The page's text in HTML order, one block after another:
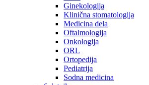
Ginekologija
Klinična stomatologija
Medicina dela
Oftalmologija
Onkologija
ORL
Ortopedija
Pediatrija
Sodna medicina